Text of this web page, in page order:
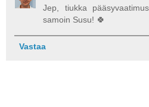
Jep, tiukka
samoin Susu! 🍀
Vastaa